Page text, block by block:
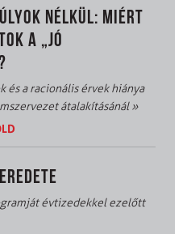
NÉLKÜL: MIÉRT
A „JÓ
és a racionális érvek hiánya
átalakításánál»
évtizedekkel ezelőtt